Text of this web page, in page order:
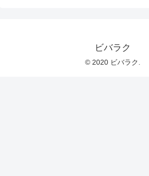
ビバラク
© 2020 ビバラク.